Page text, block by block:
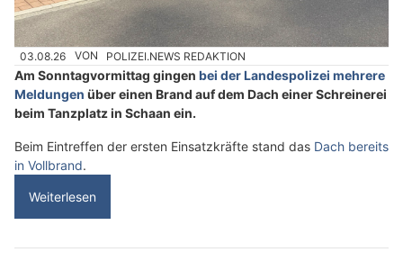
03.08.26 VON POLIZEI.NEWS REDAKTION
Am Sonntagvormittag gingen bei der Landespolizei mehrere
Meldungen über einen Brand auf dem Dach einer Schreinerei
beim Tanzplatz in Schaan ein.
Beim Eintreffen der ersten Einsatzkräfte stand das Dach bereits
in Vollbrand.
Weiterlesen